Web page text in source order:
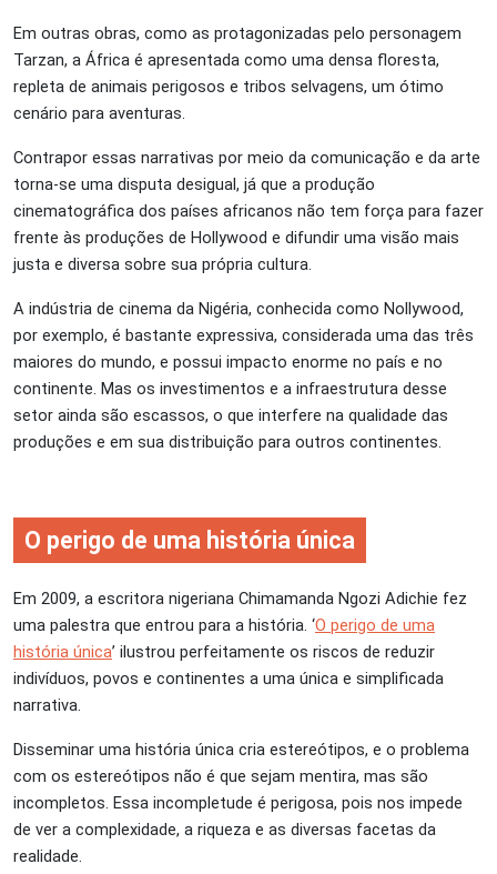
Em outras obras, como as protagonizadas pelo personagem
Tarzan, a África é apresentada como uma densa floresta,
repleta de animais perigosos e tribos selvagens, um ótimo
cenário para aventuras.
Contrapor essas narrativas por meio da comunicação e da arte
torna-se uma disputa desigual, já que a produção
cinematográfica dos países africanos não tem força para fazer
frente às produções de Hollywood e difundir uma visão mais
justa e diversa sobre sua própria cultura.
A indústria de cinema da Nigéria, conhecida como Nollywood,
por exemplo, é bastante expressiva, considerada uma das três
maiores do mundo, e possui impacto enorme no país e no
continente. Mas os investimentos e a infraestrutura desse
setor ainda são escassos, o que interfere na qualidade das
produções e em sua distribuição para outros continentes.
O perigo de uma história única
Em 2009, a escritora nigeriana Chimamanda Ngozi Adichie fez
uma palestra que entrou para a história. ‘O perigo de uma
história única’ ilustrou perfeitamente os riscos de reduzir
indivíduos, povos e continentes a uma única e simplificada
narrativa.
Disseminar uma história única cria estereótipos, e o problema
com os estereótipos não é que sejam mentira, mas são
incompletos. Essa incompletude é perigosa, pois nos impede
de ver a complexidade, a riqueza e as diversas facetas da
realidade.